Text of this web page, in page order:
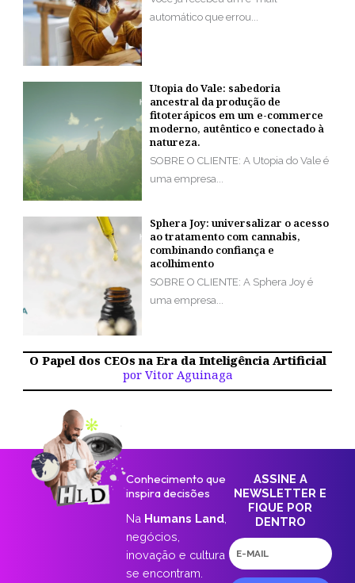
automático que errou...
Utopia do Vale: sabedoria
ancestral da produção de
fitoterápicos em um e-commerce
moderno, autêntico e conectado à
natureza.
SOBRE O CLIENTE: A Utopia do Vale é
uma empresa...
Sphera Joy: universalizar o acesso
ao tratamento com cannabis,
combinando confiança e
acolhimento
SOBRE O CLIENTE: A Sphera Joy é
uma empresa...
O Papel dos CEOs na Era da Inteligência Artificial
por Vitor Aguinaga
Conhecimento que
inspira decisões
Na Humans Land
negócios,
inovação e cultura
se encontram.
ASSINE A
NEWSLETTER E
FIQUE POR
DENTRO
E-
mail